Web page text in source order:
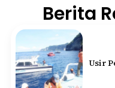
Berita
Usir